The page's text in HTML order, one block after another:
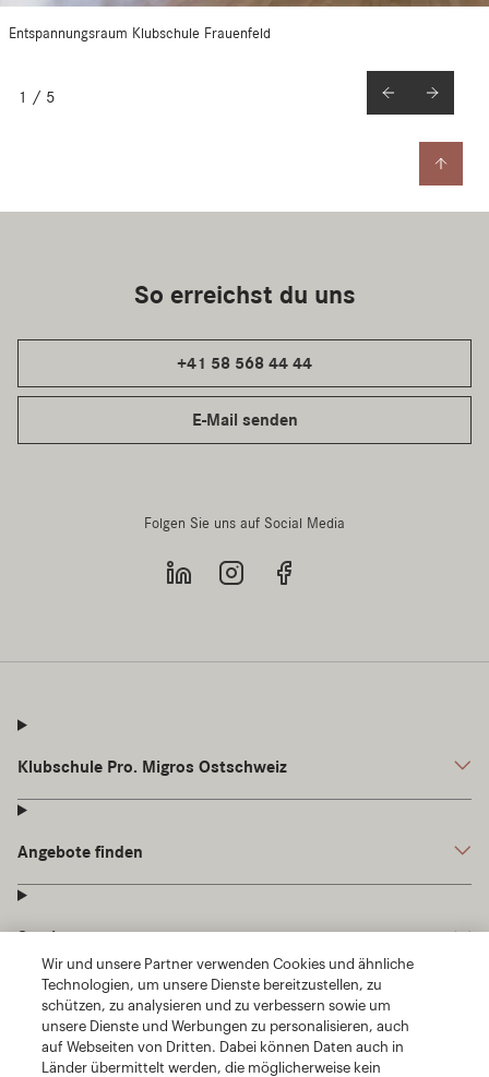
Wir und unsere Partner verwenden Cookies und ähnliche
Technologien, um unsere Dienste bereitzustellen, zu
schützen, zu analysieren und zu verbessern sowie um
unsere Dienste und Werbungen zu personalisieren, auch
auf Webseiten von Dritten. Dabei können Daten auch in
Länder übermittelt werden, die möglicherweise kein